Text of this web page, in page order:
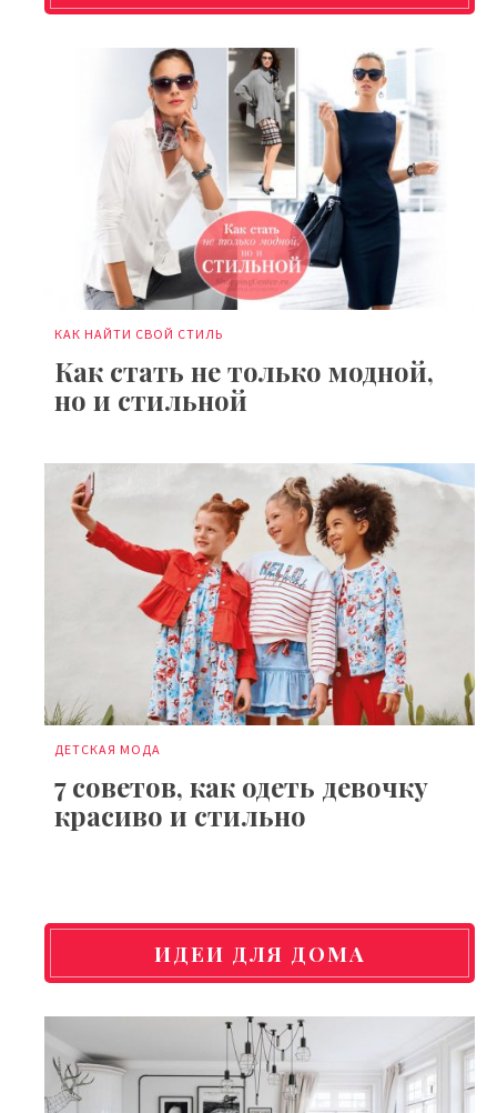
КАК НАЙТИ СВОЙ СТИЛЬ
Как стать не только модной,
но и стильной
ДЕТСКАЯ МОДА
7 советов, как одеть девочку
красиво и стильно
ИДЕИ ДЛЯ ДОМА